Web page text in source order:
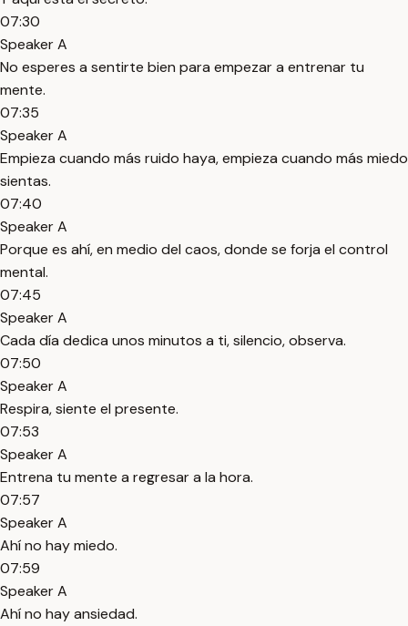
07:30
Speaker A
No esperes a sentirte bien para empezar a entrenar tu
mente.
07:35
Speaker A
Empieza cuando más ruido haya, empieza cuando más miedo
sientas.
07:40
Speaker A
Porque es ahí, en medio del caos, donde se forja el control
mental.
07:45
Speaker A
Cada día dedica unos minutos a ti, silencio, observa.
07:50
Speaker A
Respira, siente el presente.
07:53
Speaker A
Entrena tu mente a regresar a la hora.
07:57
Speaker A
Ahí no hay miedo.
07:59
Speaker A
Ahí no hay ansiedad.